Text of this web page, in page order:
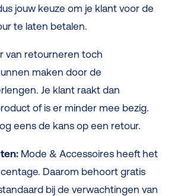
jouw keuze om je klant voor de
te laten betalen.
van retourneren toch
maken door de
Je klant raakt dan
of is er minder mee bezig.
eens de kans op een retour.
Mode & Accessoires heeft het
Daarom behoort gratis
bij de verwachtingen van